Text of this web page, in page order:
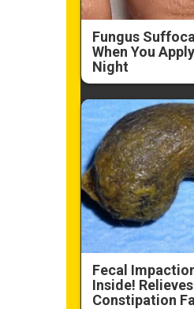
Fungus
When You
Night
Fecal
Inside! Relieves
Constipation